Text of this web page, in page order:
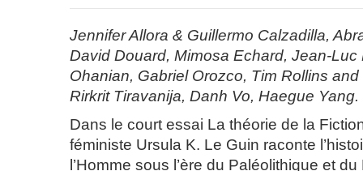
Jennifer Allora & Guillermo Calzadilla,
David Douard, Mimosa Echard, Jean-Luc
Ohanian, Gabriel Orozco, Tim Rollins and
Rirkrit Tiravanija, Danh Vo, Haegue Yang.
Dans le court essai La théorie de la
féministe Ursula K. Le Guin raconte
l’Homme sous l’ère du Paléolithique et